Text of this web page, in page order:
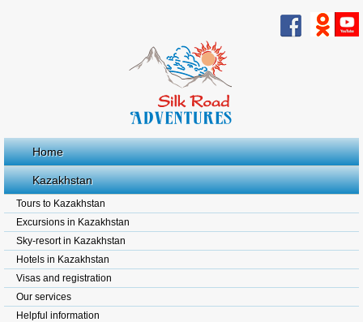
Home
Kazakhstan
Tours to Kazakhstan
Excursions in Kazakhstan
Sky-resort in Kazakhstan
Hotels in Kazakhstan
Visas and registration
Our services
Helpful information